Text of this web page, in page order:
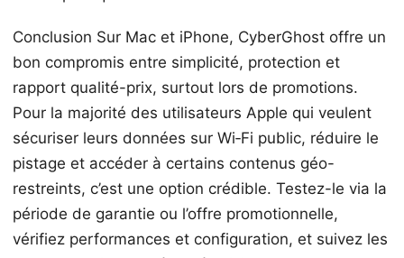
Conclusion Sur Mac et iPhone, CyberGhost offre un
bon compromis entre simplicité, protection et
rapport qualité-prix, surtout lors de promotions.
Pour la majorité des utilisateurs Apple qui veulent
sécuriser leurs données sur Wi‑Fi public, réduire le
pistage et accéder à certains contenus géo-
restreints, c’est une option crédible. Testez-le via la
période de garantie ou l’offre promotionnelle,
vérifiez performances et configuration, et suivez les